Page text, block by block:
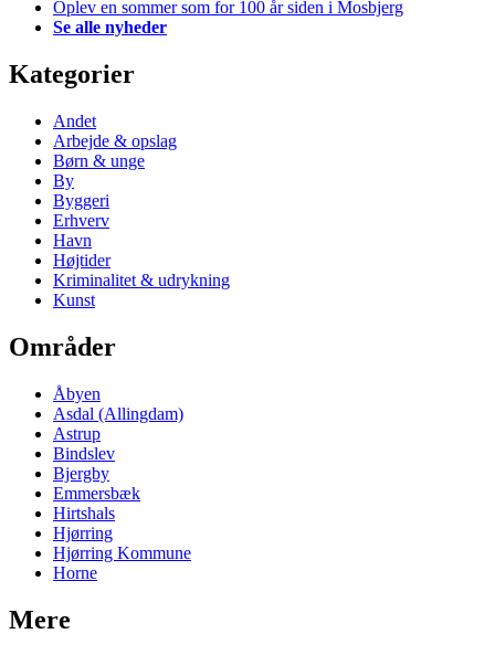
Oplev en sommer som for 100 år siden i Mosbjerg
Se alle nyheder
Kategorier
Andet
Arbejde & opslag
Børn & unge
By
Byggeri
Erhverv
Havn
Højtider
Kriminalitet & udrykning
Kunst
Områder
Åbyen
Asdal (Allingdam)
Astrup
Bindslev
Bjergby
Emmersbæk
Hirtshals
Hjørring
Hjørring Kommune
Horne
Mere